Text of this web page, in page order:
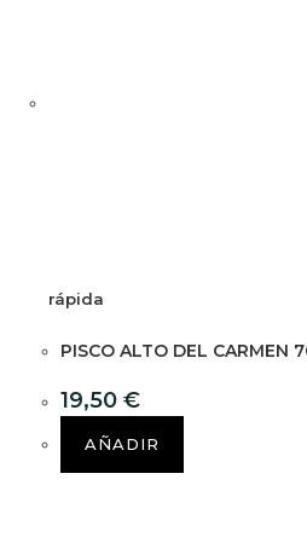
rápida
PISCO ALTO DEL CARMEN
19,50 €
AÑADIR